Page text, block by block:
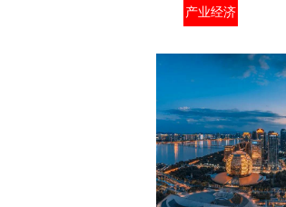
产业经济